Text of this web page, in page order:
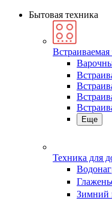
Бытовая техника
Встраиваемая
Еще
Техника для
Зимний